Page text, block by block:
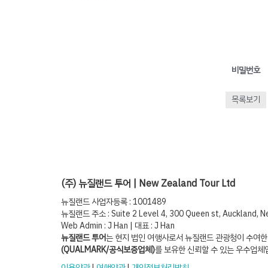
비밀번호
목록보기
(주) 뉴질랜드 투어 | New Zealand Tour Ltd
뉴질랜드 사업자등록 : 1001489
뉴질랜드 주소 : Suite 2 Level 4, 300 Queen st, Auckland,
Web Admin : J Han | 대표 : J Han
뉴질랜드 투어는 현지 법인 여행사로서 뉴질랜드 관광청이 수여한
(QUALMARK/공식보증업체)를 보유한 신뢰할 수 있는 우수업체